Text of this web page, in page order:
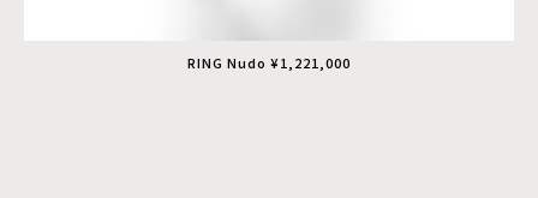
RING Nudo ¥1,221,000